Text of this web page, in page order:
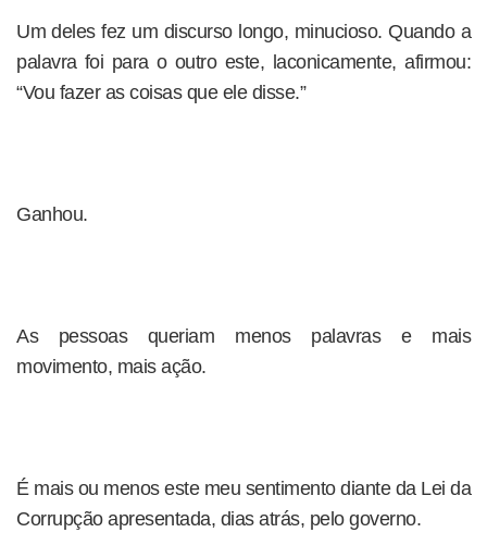
Um deles fez um discurso longo, minucioso. Quando a
palavra foi para o outro este, laconicamente, afirmou:
“Vou fazer as coisas que ele disse.”
Ganhou.
As pessoas queriam menos palavras e mais
movimento, mais ação.
É mais ou menos este meu sentimento diante da Lei da
Corrupção apresentada, dias atrás, pelo governo.